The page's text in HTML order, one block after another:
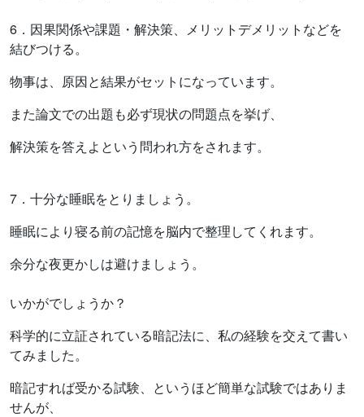
6．因果関係や課題・解決策、メリットデメリットなどを
結びつける。
物事は、原因と結果がセットになっています。
また論文での出題も必ず現状の問題点を挙げ、
解決策を答えよという問われ方をされます。
7．十分な睡眠をとりましょう。
睡眠により寝る前の記憶を脳内で整理してくれます。
余分な夜更かしは避けましょう。
いかがでしょうか？
科学的に立証されている暗記法に、私の経験を交えて書い
てみました。
暗記すれば受かる試験、というほど簡単な試験ではありま
せんが、